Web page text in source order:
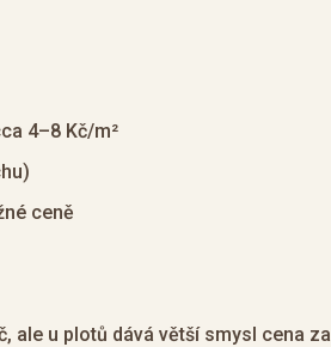
4–8 Kč/m²
ceně
ale u plotů dává větší smysl cena za